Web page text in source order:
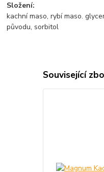
Složení:
kachní maso, rybí maso.
původu, sorbitol
Související